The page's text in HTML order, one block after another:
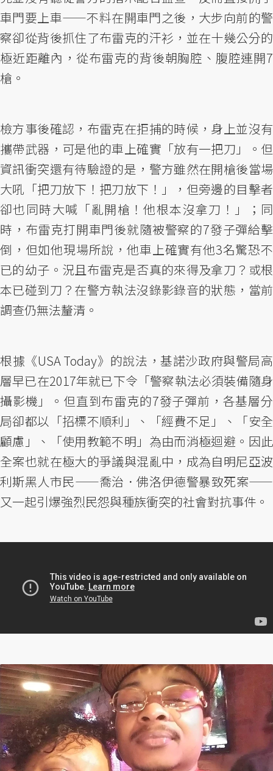
車門要上車——不料在開車門之後，大步向前的警
察卻從背後抓住了布雷克的汗衫，並在十幾公分的
極近距離內，從布雷克的背後朝胸腔、腹腔連開7
槍。
檢方事後確認，布雷克在拒捕的時候，身上並沒有
攜帶武器，可是他的車上確實「放有一把刀」。但
資訊衝突還有待驗證的是，警方雖然在開槍後當場
大吼「把刀放下！把刀放下！」，但旁邊的目擊者
卻也同時大喊「亂開槍！他根本沒拿刀！」；同
時，布雷克打開車門後就隨被警察的7發子彈給擊
倒，但如他現場所說，他車上確實有他3名驚恐不
已的幼子。況且布雷克是否真的來得及拿刀？或根
本已碰到刀？在警方執法沒錄影錄音的狀態，當前
調查仍無法釐清。
根據《USA Today》的說法，基諾沙政府與警局高
層早已在2017年就已下令「警察執法必須裝備隨身
攝影機」。但直到布雷克的7發子彈前，各基層分
局卻都以「招標不順利」、「經費不足」、「安全
顧慮」、「使用教範不明」為由而消極迴避。因此
全案也就在極大的爭議與混亂中，成為自明尼亞波
利斯黑人市民——喬治．佛洛伊德警暴致死案——
又一起引爆強烈民怨與種族衝突的社會對抗事件。